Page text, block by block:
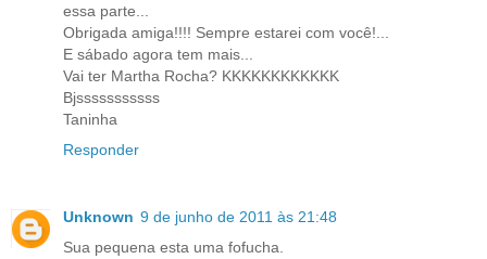
essa parte...
Obrigada amiga!!!! Sempre estarei com você!...
E sábado agora tem mais...
Vai ter Martha Rocha? KKKKKKKKKKKK
Bjsssssssssss
Taninha
Responder
Unknown 9 de junho de 2011 às 21:48
Sua pequena esta uma fofucha.